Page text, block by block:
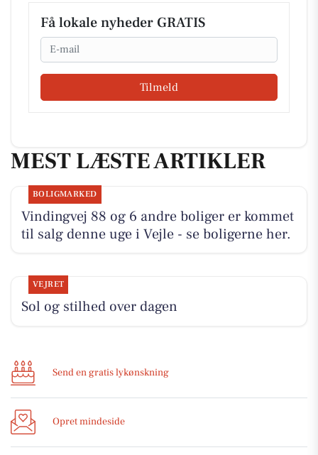
Få lokale nyheder GRATIS
Email
Tilmeld
MEST LÆSTE ARTIKLER
BOLIGMARKED
Vindingvej 88 og 6 andre boliger er kommet
til salg denne uge i Vejle - se boligerne her.
VEJRET
Sol og stilhed over dagen
Send en gratis lykønskning
Opret mindeside